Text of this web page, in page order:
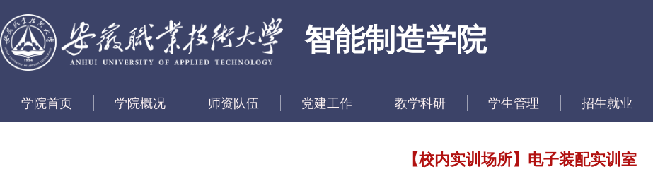
智能制造学院
学院首页 学院概况 师资队伍 党建工作 教学科研 学生管理 招生就业
【校内实训场所】电子装配实训室